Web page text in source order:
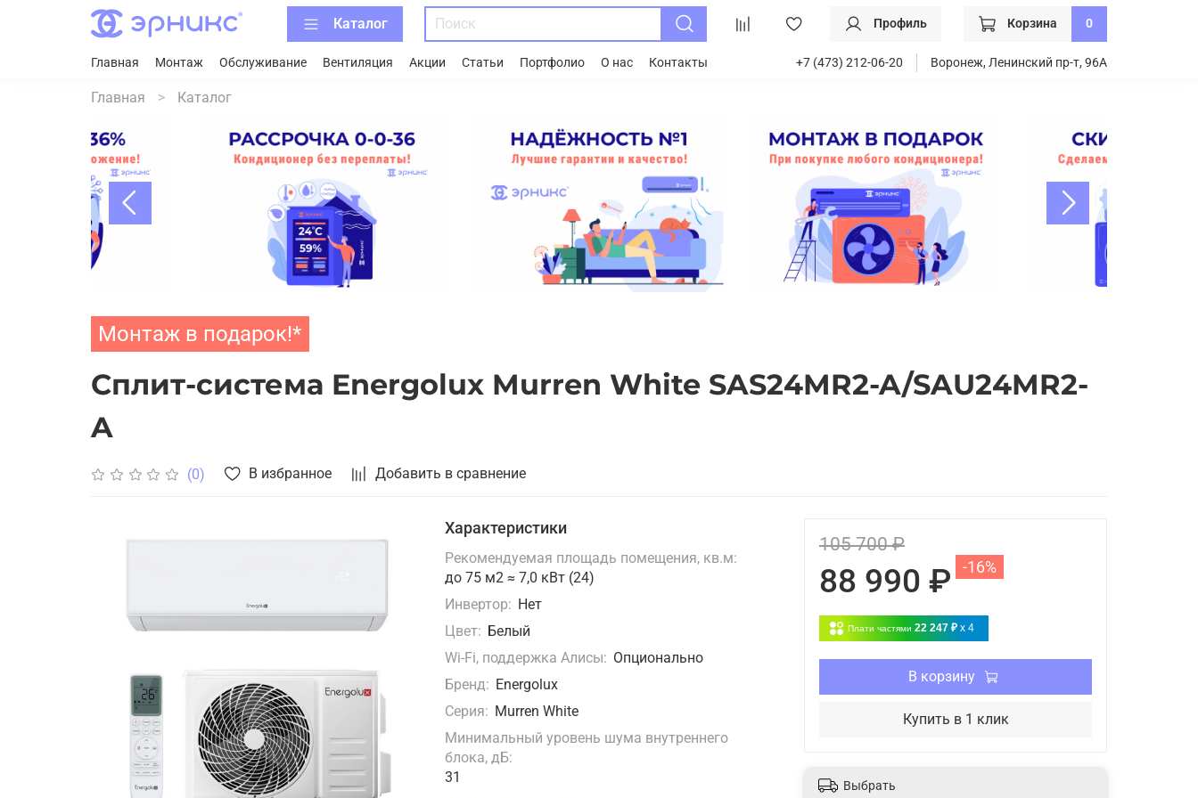
Каталог Профиль Корзина 0
Главная Монтаж Обслуживание Вентиляция Акции Статьи Портфолио О нас Контакты +7 (473) 212-06-20 Воронеж, Ленинский пр-т, 96А
Главная Каталог
Монтаж в подарок!*
Cплит-система Energolux Murren White SAS24MR2-A/SAU24MR2-
A
(0) В избранное Добавить в сравнение
Характеристики
Рекомендуемая площадь помещения, кв.м:
до 75 м2 ≈ 7,0 кВт (24)
Инвертор: Нет
Цвет: Белый
Wi-Fi, поддержка Алисы: Опционально
Бренд: Energolux
Серия: Murren White
Минимальный уровень шума внутреннего
блока, дБ:
31
105 700 ₽
88 990 ₽ -16%
Плати частями 22 247 ₽ x 4
В корзину
Купить в 1 клик
Выбрать